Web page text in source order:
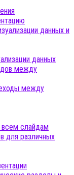
данных и
данных
между
между
всем слайдам
для различных